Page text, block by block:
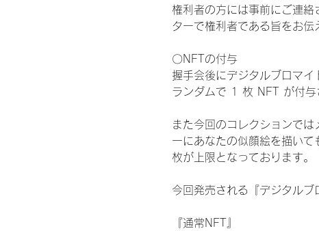
権利者の方には事前にご連
ターで権利者である旨をお伝
〇NFTの付与
握手会後にデジタルブロマ
ランダムで 1 枚 NFT が付与
また今回のコレクションで
ーにあなたの似顔絵を描い
枚が上限となっております。
今回発売される『デジタル
『通常NFT』